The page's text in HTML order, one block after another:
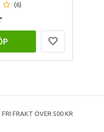
(6)
FRI FRAKT ÖVER 500 KR